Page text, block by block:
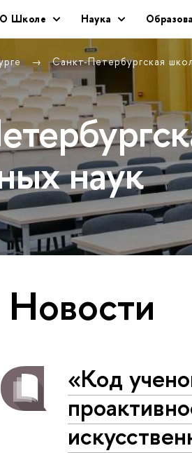
O Школе Наука
Санкт-Петербургская
наук
Новости
«Код